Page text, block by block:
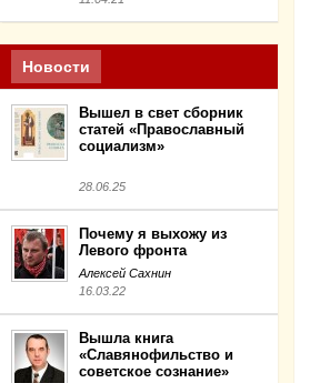
Новости
Вышел в свет сборник
статей «Православный
социализм»
28.06.25
Почему я выхожу из
Левого фронта
Алексей Сахнин
16.03.22
Вышла книга
«Славянофильство и
советское сознание»